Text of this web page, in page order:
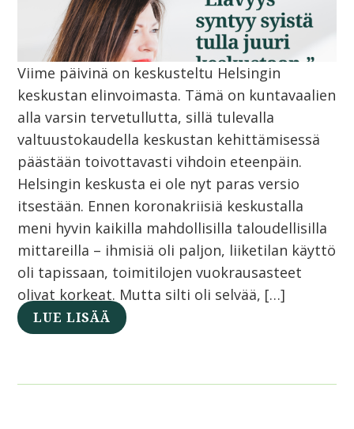
Viime päivinä on keskusteltu Helsingin
keskustan elinvoimasta. Tämä on kuntavaalien
alla varsin tervetullutta, sillä tulevalla
valtuustokaudella keskustan kehittämisessä
päästään toivottavasti vihdoin eteenpäin.
Helsingin keskusta ei ole nyt paras versio
itsestään. Ennen koronakriisiä keskustalla
meni hyvin kaikilla mahdollisilla taloudellisilla
mittareilla – ihmisiä oli paljon, liiketilan käyttö
oli tapissaan, toimitilojen vuokrausasteet
olivat korkeat. Mutta silti oli selvää, […]
LUE LISÄÄ